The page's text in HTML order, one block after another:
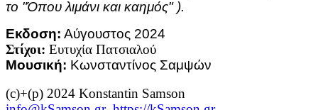
το "Όπου λιμάνι και καημός" ).
Εκδοση: Αύγουστος 2024
Στίχοι: Ευτυχία Πατσιαλού
Μουσική: Κωνσταντίνος Σαμψών
(c)+(p) 2024 Konstantin Samson